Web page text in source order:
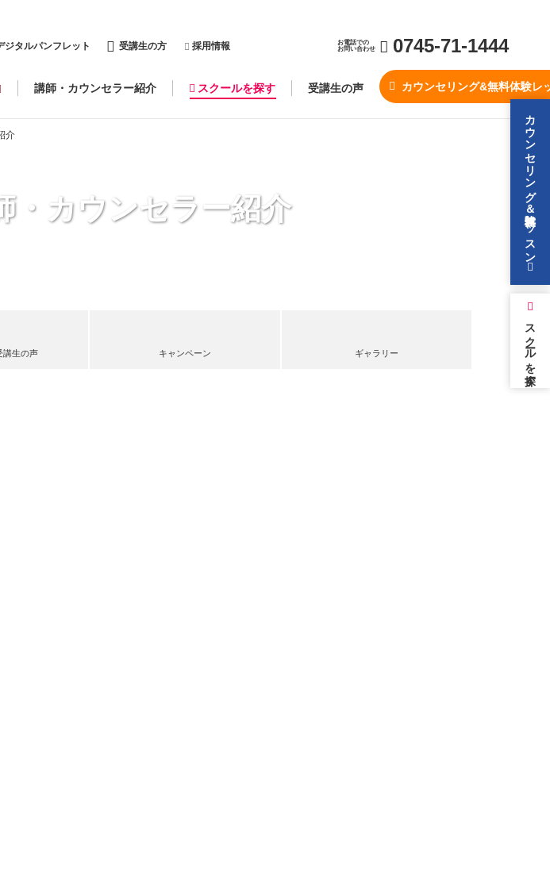
ジタルパンフレット 受講生の方 採用情報
お電話での
お問い合わせ
0745-71-1444
講師・カウンセラー紹介 スクールを探す 受講生の声 カウンセリング&無料体験レ
カウンセリング＆無料体験レッスン
スクールを探す
介
カウンセラー紹介
講生の声 キャンペーン ギャラリー